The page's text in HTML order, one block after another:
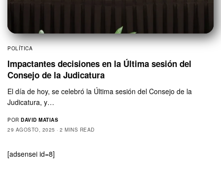
POLÍTICA
Impactantes decisiones en la Última sesión del
Consejo de la Judicatura
El día de hoy, se celebró la Última sesión del Consejo de la
Judicatura, y…
POR DAVID MATIAS
29 AGOSTO, 2025
2 MINS READ
[adsensei id=8]